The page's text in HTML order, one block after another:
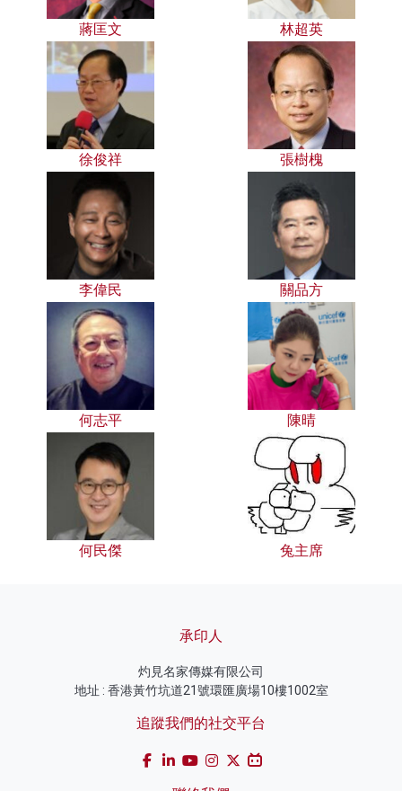
蔣匡文 林超英
徐俊祥 張樹槐
李偉民 關品方
何志平 陳晴
何民傑 兔主席
承印人
灼見名家傳媒有限公司
地址 : 香港黃竹坑道21號環匯廣場10樓1002室
追蹤我們的社交平台